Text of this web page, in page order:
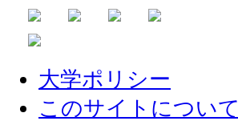
大学ポリシー
このサイトについて